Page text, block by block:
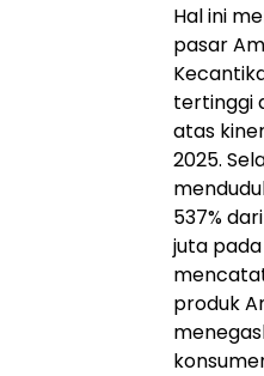
Hal ini
pasar
tertinggi
atas
2025.
537%
juta
produk